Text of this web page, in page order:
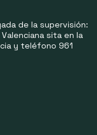
de la supervisión:
sita en la
y teléfono 961